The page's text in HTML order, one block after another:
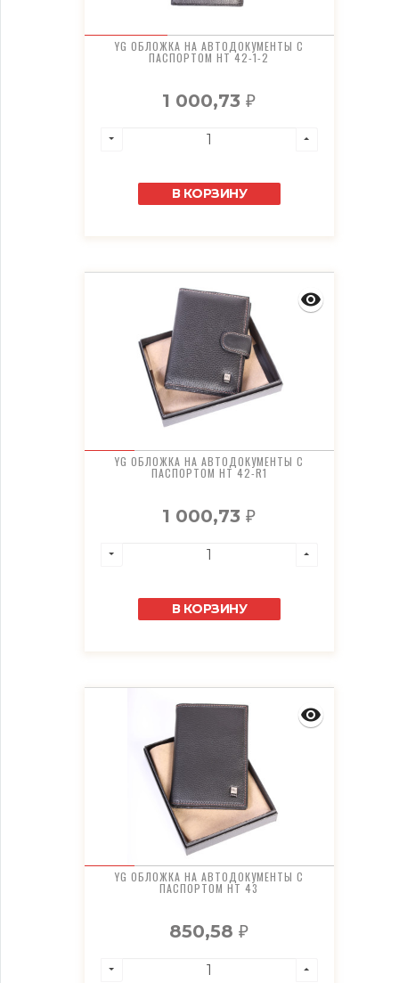
YG ОБЛОЖКА НА АВТОДОКУМЕНТЫ С
ПАСПОРТОМ HT 42-1-2
1 000,73₽
В КОРЗИНУ
YG ОБЛОЖКА НА АВТОДОКУМЕНТЫ С
ПАСПОРТОМ HT 42-R1
1 000,73₽
В КОРЗИНУ
YG ОБЛОЖКА НА АВТОДОКУМЕНТЫ С
ПАСПОРТОМ HT 43
850,58₽